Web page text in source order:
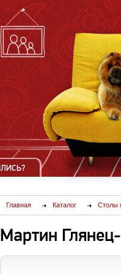
Главная Каталог Столы
Мартин